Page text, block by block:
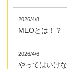
2026/4/8
MEOとは！？
2026/4/6
やってはいけ